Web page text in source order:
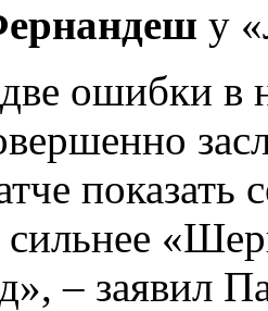
у
ошибки в
сильнее
– заявил